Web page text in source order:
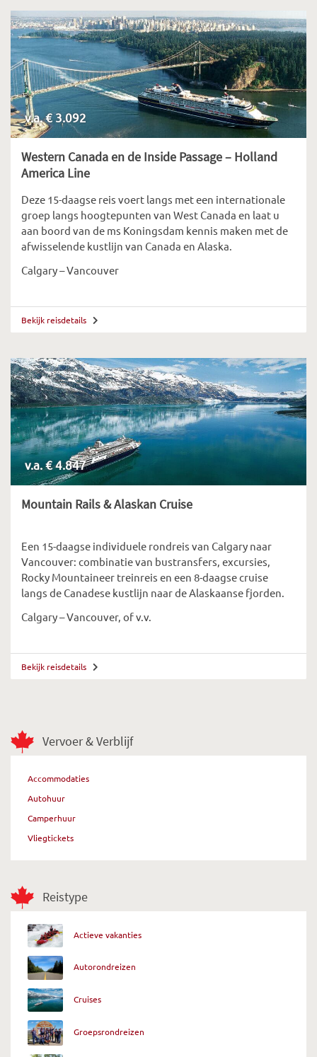
Vervoer & Verblijf
Accommodaties
Autohuur
Camperhuur
Vliegtickets
Reistype
Actieve vakanties
Autorondreizen
Cruises
Groepsrondreizen
v.a. € 3.092
Western Canada en de Inside Passage – Holland
America Line
Deze 15-daagse reis voert langs met een internationale
groep langs hoogtepunten van West Canada en laat u
aan boord van de ms Koningsdam kennis maken met de
afwisselende kustlijn van Canada en Alaska.
Calgary – Vancouver
Bekijk reisdetails
v.a. € 4.847
Mountain Rails & Alaskan Cruise
Een 15-daagse individuele rondreis van Calgary naar
Vancouver: combinatie van bustransfers, excursies,
Rocky Mountaineer treinreis en een 8-daagse cruise
langs de Canadese kustlijn naar de Alaskaanse fjorden.
Calgary – Vancouver, of v.v.
Bekijk reisdetails